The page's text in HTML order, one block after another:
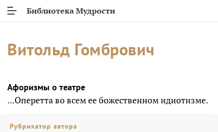
Библиотека Мудрости
Витольд Гомбрович
Афоризмы о театре
...Оперетта во всем ее божественном идиотизме.
Рубрикатор автора